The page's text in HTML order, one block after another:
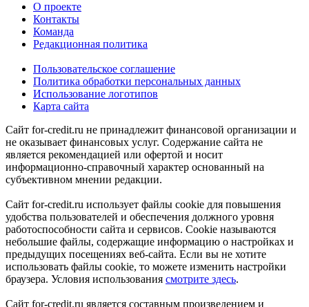
О проекте
Контакты
Команда
Редакционная политика
Пользовательское соглашение
Политика обработки персональных данных
Использование логотипов
Карта сайта
Сайт for-credit.ru не принадлежит финансовой организации и
не оказывает финансовых услуг. Содержание сайта не
является рекомендацией или офертой и носит
информационно-справочный характер основанный на
субъективном мнении редакции.
Сайт for-credit.ru использует файлы cookie для повышения
удобства пользователей и обеспечения должного уровня
работоспособности сайта и сервисов. Cookie называются
небольшие файлы, содержащие информацию о настройках и
предыдущих посещениях веб-сайта. Если вы не хотите
использовать файлы cookie, то можете изменить настройки
браузера. Условия использования смотрите здесь.
Сайт for-credit.ru является составным произведением и